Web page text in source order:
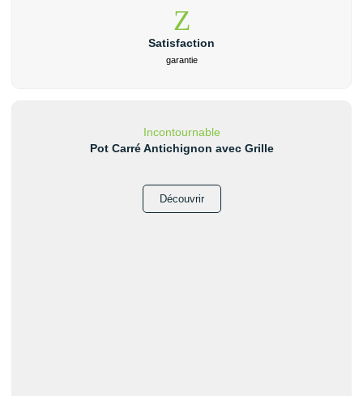
Satisfaction
garantie
Incontournable
Pot Carré Antichignon avec Grille
Découvrir